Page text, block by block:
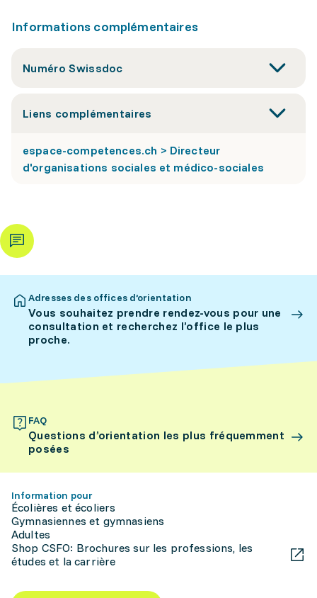
Informations complémentaires
Numéro Swissdoc
Liens complémentaires
espace-competences.ch > Directeur
d'organisations sociales et médico-sociales
Adresses des offices d’orientation
Vous souhaitez prendre rendez-vous pour une
consultation et recherchez l’office le plus
proche.
FAQ
Questions d’orientation les plus fréquemment
posées
Information pour
Écolières et écoliers
Gymnasiennes et gymnasiens
Adultes
Shop CSFO: Brochures sur les professions, les
études et la carrière